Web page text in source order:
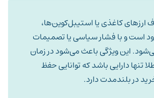
ارزهای کاغذی یا استیبل‌کوین‌ها،
است و با فشار سیاسی یا تصمیمات
این ویژگی باعث می‌شود در زمان
تنها دارایی باشد که توانایی حفظ
در بلند‌مدت دارد.